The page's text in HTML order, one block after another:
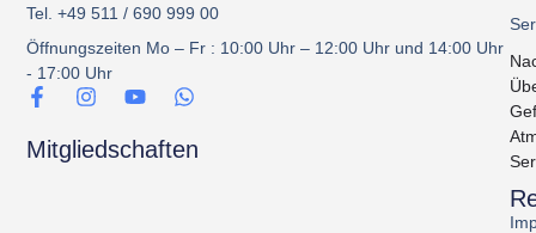
Tel. +49 511 / 690 999 00
Öffnungszeiten Mo – Fr : 10:00 Uhr – 12:00 Uhr und 14:00 Uhr
- 17:00 Uhr
Mitgliedschaften